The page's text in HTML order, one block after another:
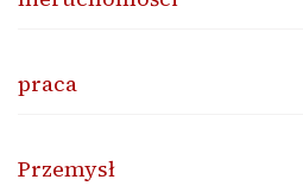
praca
Przemysł